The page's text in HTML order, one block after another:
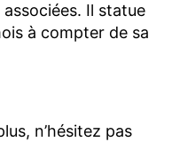
Il statue
à compter de sa
n’hésitez pas